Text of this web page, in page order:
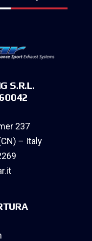
S.R.L.
237
– Italy